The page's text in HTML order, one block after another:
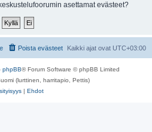
asettamat evästeet?
Kaikki ajat ovat UTC+03:00
Poista evästeet
phpBB® Forum Software © phpBB Limited
(lurttinen, harritapio, Pettis)
| Ehdot